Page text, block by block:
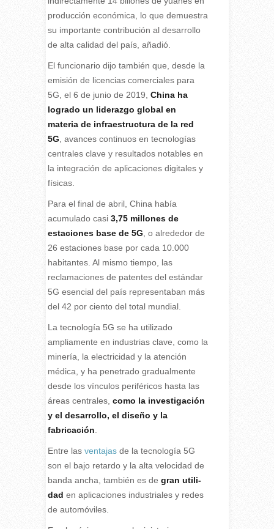
producción económica, lo que demuestra
su importante contribución al desarrollo
de alta calidad del país, añadió.
El funcionario dijo también que, desde la
emisión de licencias comerciales para
5G, el 6 de junio de 2019, China ha
logrado un liderazgo global en
materia de infraestructura de la red
5G, avances continuos en tecnologías
centrales clave y resultados notables en
la integración de aplicaciones digitales y
físicas.
Para el final de abril, China había
acumulado casi 3,75 millones de
estaciones base de 5G, o alrededor de
26 estaciones base por cada 10.000
habitantes. Al mismo tiempo, las
reclamaciones de patentes del estándar
5G esencial del país representaban más
del 42 por ciento del total mundial.
La tecnología 5G se ha utilizado
ampliamente en industrias clave, como la
minería, la electricidad y la atención
médica, y ha penetrado gradualmente
desde los vínculos periféricos hasta las
áreas centrales, como la investigación
y el desarrollo, el diseño y la
fabricación.
Entre las ventajasde la tecnología 5G
son el bajo re­tar­do y la alta ve­lo­ci­dad de
ban­da ancha, tam­bién es de gran uti­li­
dad en apli­ca­cio­nes in­dus­tria­les y re­des
de automóviles.